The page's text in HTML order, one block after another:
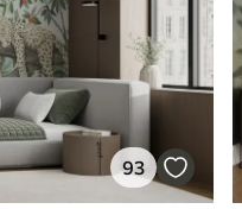
93